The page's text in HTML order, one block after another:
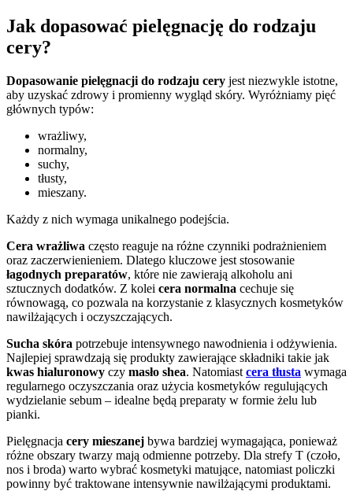
Jak dopasować pielęgnację do rodzaju
cery?
Dopasowanie pielęgnacji do rodzaju cery jest niezwykle istotne,
aby uzyskać zdrowy i promienny wygląd skóry. Wyróżniamy pięć
głównych typów:
wrażliwy,
normalny,
suchy,
tłusty,
mieszany.
Każdy z nich wymaga unikalnego podejścia.
Cera wrażliwa często reaguje na różne czynniki podrażnieniem
oraz zaczerwienieniem. Dlatego kluczowe jest stosowanie
łagodnych preparatów, które nie zawierają alkoholu ani
sztucznych dodatków. Z kolei cera normalna cechuje się
równowagą, co pozwala na korzystanie z klasycznych kosmetyków
nawilżających i oczyszczających.
Sucha skóra potrzebuje intensywnego nawodnienia i odżywienia.
Najlepiej sprawdzają się produkty zawierające składniki takie jak
kwas hialuronowy czy masło shea. Natomiast cera tłusta wymaga
regularnego oczyszczania oraz użycia kosmetyków regulujących
wydzielanie sebum – idealne będą preparaty w formie żelu lub
pianki.
Pielęgnacja cery mieszanej bywa bardziej wymagająca, ponieważ
różne obszary twarzy mają odmienne potrzeby. Dla strefy T (czoło,
nos i broda) warto wybrać kosmetyki matujące, natomiast policzki
powinny być traktowane intensywnie nawilżającymi produktami.